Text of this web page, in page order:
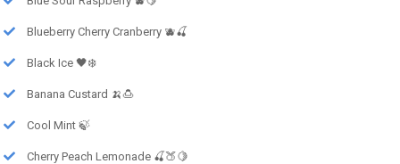
Blueberry Cherry Cranberry 🫐🍒
Black Ice 🖤❄️
Banana Custard 🍌🍮
Cool Mint 🍃
Cherry Peach Lemonade 🍒🍑🍋